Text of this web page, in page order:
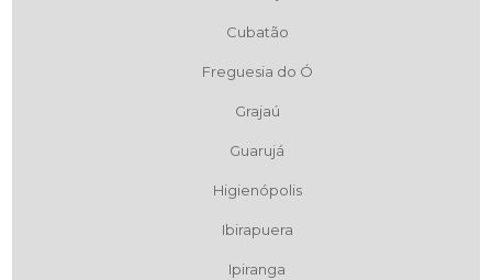
Cubatão
Freguesia do Ó
Grajaú
Guarujá
Higienópolis
Ibirapuera
Ipiranga